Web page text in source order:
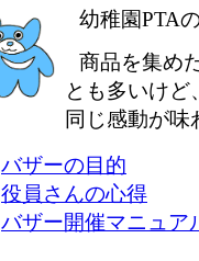
幼稚園PTA
商品を集め
とも多いけ
同じ感動が
バザーの目的
役員さんの心得
バザー開催マニュア